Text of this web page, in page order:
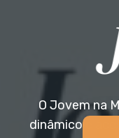
O Jovem na
dinâmico e